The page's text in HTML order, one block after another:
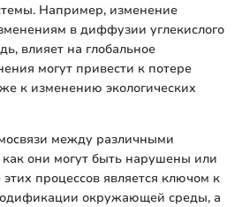
Например, изменение
в диффузии углекислого
влияет на глобальное
могут привести к потере
к изменению экологических
между различными
они могут быть нарушены или
процессов является ключом к
окружающей среды, а